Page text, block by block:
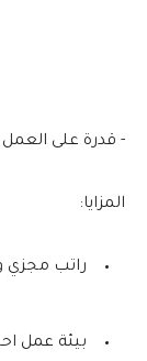
- قدرة على العمل
المزايا:
راتب مجزي
بيئة عمل